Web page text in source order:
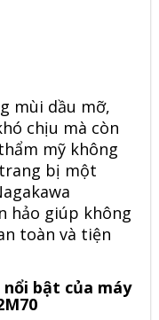
mùi dầu mỡ,
chịu mà còn
mỹ không
trang bị một
hảo giúp không
toàn và tiện
bật của máy